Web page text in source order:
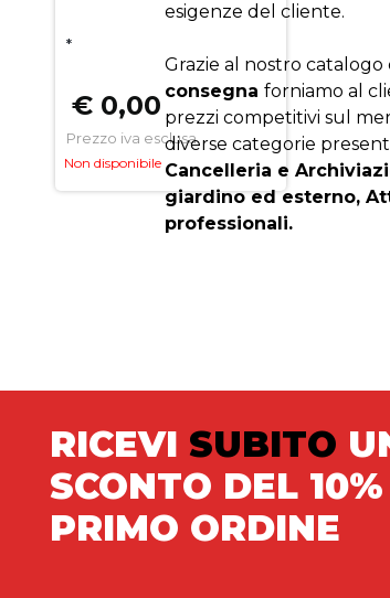
*
€ 0,00
Prezzo iva esclusa
Non disponibile
esigenze del cliente.
Grazie al nostro catalogo
consegnaforniamo al
prezzi competitivi sul
diverse categorie
Cancelleria e
giardino ed esterno,
professionali.
RICEVI SUBITO
SCONTO DEL
PRIMO ORDINE